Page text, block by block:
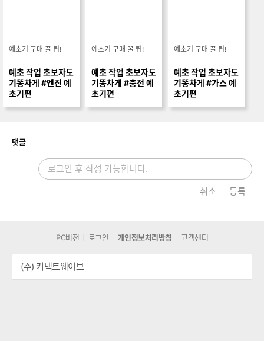
예초기 구매 꿀 팁!
예초 작업 초보자도
기똥차게 #엔진 예
초기편
예초기 구매 꿀 팁!
예초 작업 초보자도
기똥차게 #충전 예
초기편
예초기 구매 꿀 팁!
예초 작업 초보자도
기똥차게 #가스 예
초기편
댓글개
취소 등록
PC버전 로그인 개인정보처리방침 고객센터
(주) 커넥트웨이브